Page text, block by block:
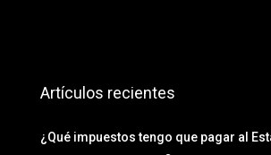
Artículos recientes
¿Qué impuestos tengo que pagar al